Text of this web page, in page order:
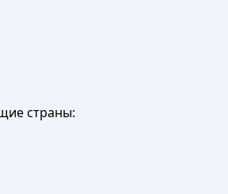
страны: